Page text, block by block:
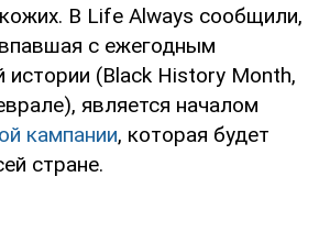
В Life Always сообщили,
с ежегодным
истории (Black History Month,
является началом
кампании, которая будет
стране.